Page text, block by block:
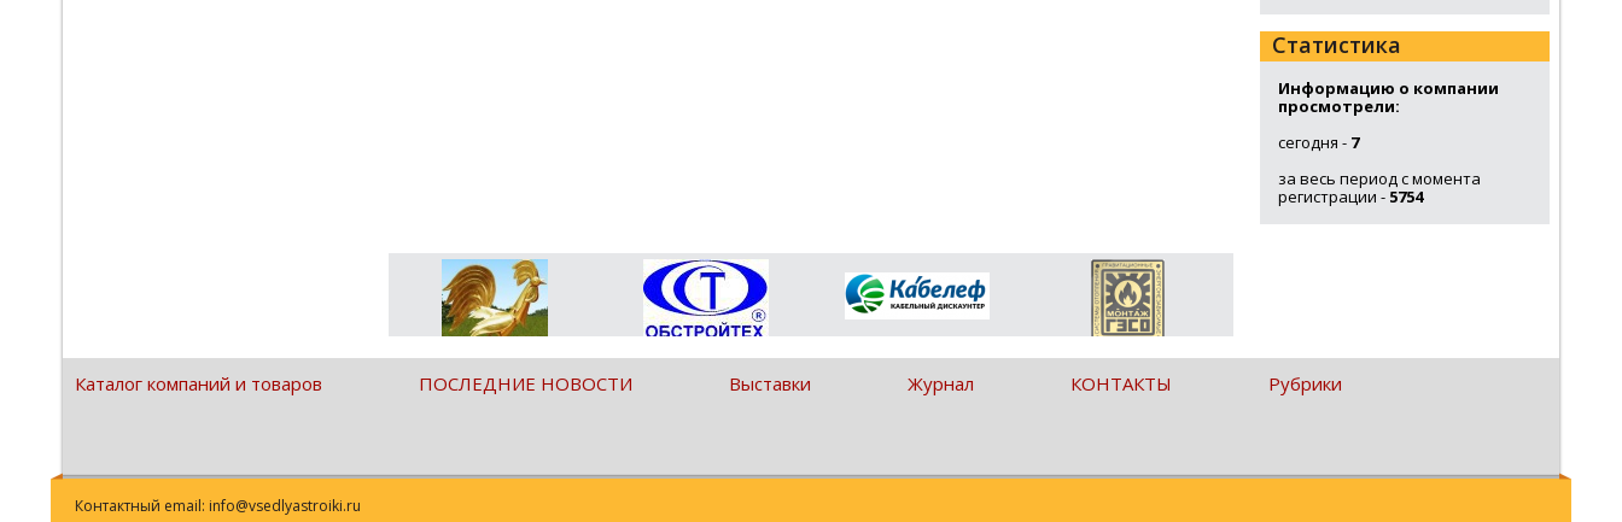
Статистика
Информацию о компании
просмотрели:
сегодня - 7
за весь период с момента
регистрации - 5754
Каталог компаний и товаров ПОСЛЕДНИЕ НОВОСТИ Выставки Журнал КОНТАКТЫ Рубрики
Контактный email: info@vsedlyastroiki.ru